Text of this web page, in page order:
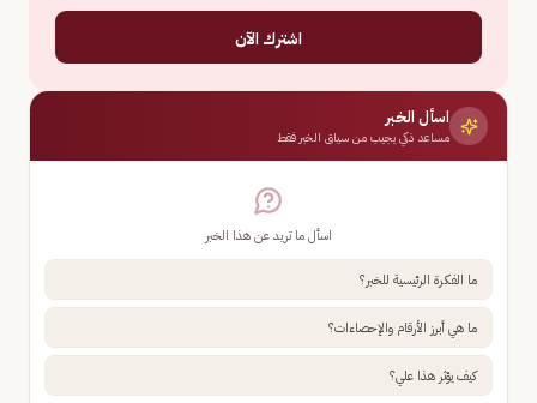
اشترك الآن
اسأل الخبر
مساعد ذكي يجيب من سياق الخبر فقط
اسأل ما تريد عن هذا الخبر
ما الفكرة الرئيسية للخبر؟
ما هي أبرز الأرقام والإحصاءات؟
كيف يؤثر هذا علي؟